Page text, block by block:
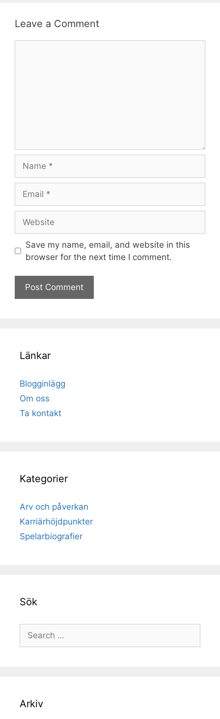
Leave a Comment
Save my name, email, and website in this
browser for the next time I comment.
Länkar
Blogginlägg
Om oss
Ta kontakt
Kategorier
Arv och påverkan
Karriärhöjdpunkter
Spelarbiografier
Sök
Search
for:
Arkiv